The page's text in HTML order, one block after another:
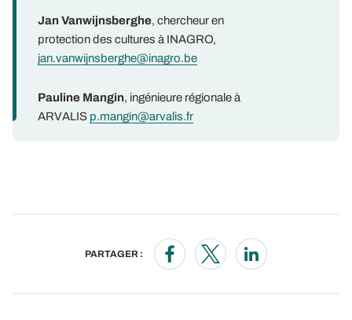
Jan Vanwijnsberghe, chercheur en
protection des cultures à INAGRO,
jan.vanwijnsberghe@inagro.be
Pauline Mangin, ingénieure régionale à
ARVALIS p.mangin@arvalis.fr
PARTAGER :
Opens in a new window
Opens in a new window
Opens in a new